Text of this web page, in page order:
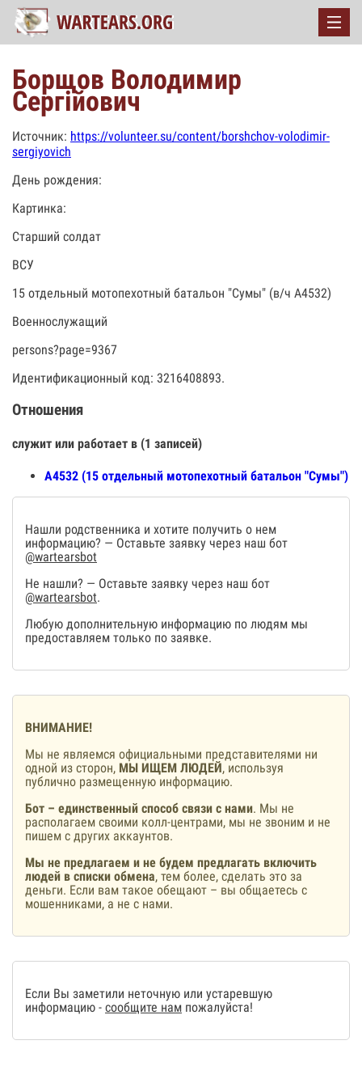
Борщов Володимир
Сергійович
Источник: https://volunteer.su/content/borshchov-volodimir-
sergiyovich
День рождения:
Картинка:
Старший солдат
ВСУ
15 отдельный мотопехотный батальон "Сумы" (в/ч А4532)
Военнослужащий
persons?page=9367
Идентификационный код: 3216408893.
Отношения
служит или работает в (1 записей)
А4532 (15 отдельный мотопехотный батальон "Сумы")
Нашли родственника и хотите получить о нем
информацию? — Оставьте заявку через наш бот
@wartearsbot
Не нашли? — Оставьте заявку через наш бот
@wartearsbot.
Любую дополнительную информацию по людям мы
предоставляем только по заявке.
ВНИМАНИЕ!
Мы не являемся официальными представителями ни
одной из сторон, МЫ ИЩЕМ ЛЮДЕЙ, используя
публично размещенную информацию.
Бот – единственный способ связи с нами. Мы не
располагаем своими колл-центрами, мы не звоним и не
пишем с других аккаунтов.
Мы не предлагаем и не будем предлагать включить
людей в списки обмена, тем более, сделать это за
деньги. Если вам такое обещают – вы общаетесь с
мошенниками, а не с нами.
Если Вы заметили неточную или устаревшую
информацию - сообщите нам пожалуйста!